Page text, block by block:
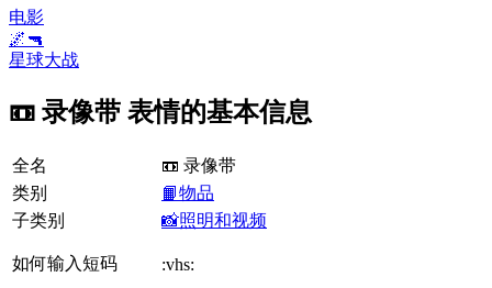
电影
🌌🔫
星球大战
📼 录像带 表情的基本信息
全名
📼 录像带
类别
📙物品
子类别
📸照明和视频
如何输入短码 :vhs: